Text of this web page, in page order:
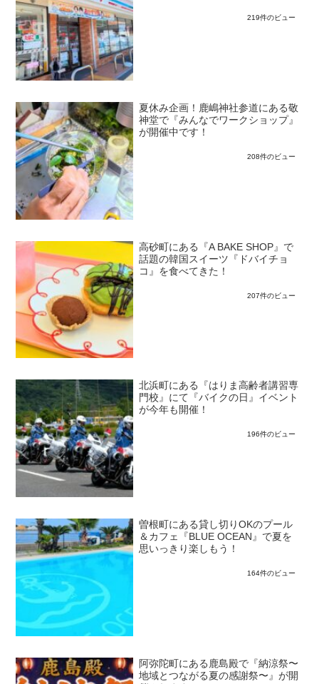
219件のビュー
夏休み企画！鹿嶋神社参道にある敬
神堂で『みんなでワークショップ』
が開催中です！
208件のビュー
高砂町にある『A BAKE SHOP』で
話題の韓国スイーツ『ドバイチョ
コ』を食べてきた！
207件のビュー
北浜町にある『はりま高齢者講習専
門校』にて『バイクの日』イベント
が今年も開催！
196件のビュー
曽根町にある貸し切りOKのプール
＆カフェ『BLUE OCEAN』で夏を
思いっきり楽しもう！
164件のビュー
阿弥陀町にある鹿島殿で『納涼祭〜
地域とつながる夏の感謝祭〜』が開